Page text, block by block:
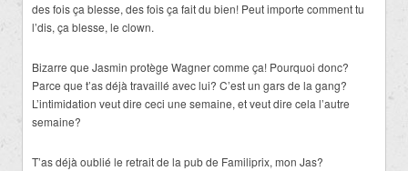
des fois ça blesse, des fois ça fait du bien! Peut importe comment tu
l’dis, ça blesse, le clown.
Bizarre que Jasmin protège Wagner comme ça! Pourquoi donc?
Parce que t’as déjà travaillé avec lui? C’est un gars de la gang?
L’intimidation veut dire ceci une semaine, et veut dire cela l’autre
semaine?
T’as déjà oublié le retrait de la pub de Familiprix, mon Jas?